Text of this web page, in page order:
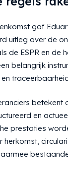
gaf
uitleg over de
de ESPR en de
belangrijk
en
prestaties
herkomst,